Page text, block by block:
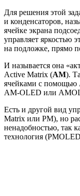
Для решения этой
и конденсаторов,
ячейке экрана
управляет яркостью
на подложке, прямо
И называется она
Active Matrix (AM).
ячейками с помощью
AM-OLED или
Есть и другой вид
Matrix или PM), но
ненадобностью, так
технология